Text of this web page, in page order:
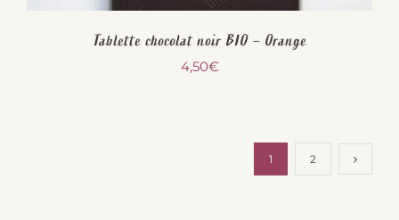
Tablette chocolat noir BIO – Orange
4,50€
1 2